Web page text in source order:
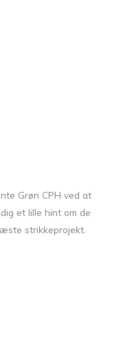
Grøn CPH ved at
et lille hint om de
strikkeprojekt.